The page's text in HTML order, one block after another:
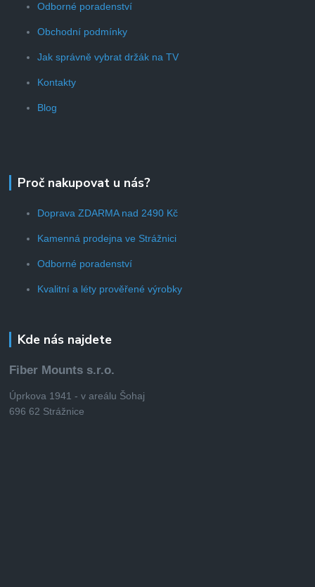
Odborné poradenství
Obchodní podmínky
Jak správně vybrat držák na TV
Kontakty
Blog
Proč nakupovat u nás?
Doprava ZDARMA nad 2490 Kč
Kamenná prodejna ve Strážnici
Odborné poradenství
Kvalitní a léty prověřené výrobky
Kde nás najdete
Fiber Mounts s.r.o.
Úprkova 1941 - v areálu Šohaj
696 62 Strážnice